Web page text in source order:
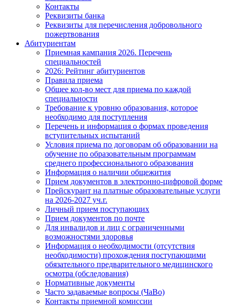
Контакты
Реквизиты банка
Реквизиты для перечисления добровольного
пожертвования
Абитуриентам
Приемная кампания 2026. Перечень
специальностей
2026: Рейтинг абитуриентов
Правила приема
Общее кол-во мест для приема по каждой
специальности
Требование к уровню образования, которое
необходимо для поступления
Перечень и информация о формах проведения
вступительных испытаний
Условия приема по договорам об образовании на
обучение по образовательным программам
среднего профессионального образования
Информация о наличии общежития
Прием документов в электронно-цифровой форме
Прейскурант на платные образовательные услуги
на 2026-2027 уч.г.
Личный прием поступающих
Прием документов по почте
Для инвалидов и лиц с ограниченными
возможностями здоровья
Информация о необходимости (отсутствия
необходимости) прохождения поступающими
обязательного предварительного медицинского
осмотра (обследования)
Нормативные документы
Часто задаваемые вопросы (ЧаВо)
Контакты приемной комиссии